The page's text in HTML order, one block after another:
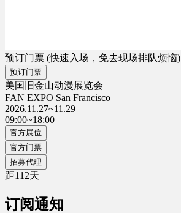
预订门票 (快速入场，免去现场排队烦恼)
预订门票
美国旧金山动漫展览会
FAN EXPO San Francisco
2026.11.27~11.29
09:00~18:00
官方展位
官方门票
招募代理
距112天
订阅通知